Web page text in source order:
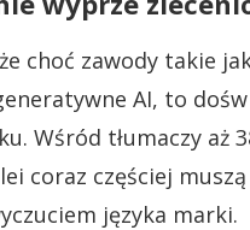
choć zawody takie
AI, to
Wśród tłumaczy aż
coraz częściej
języka marki.